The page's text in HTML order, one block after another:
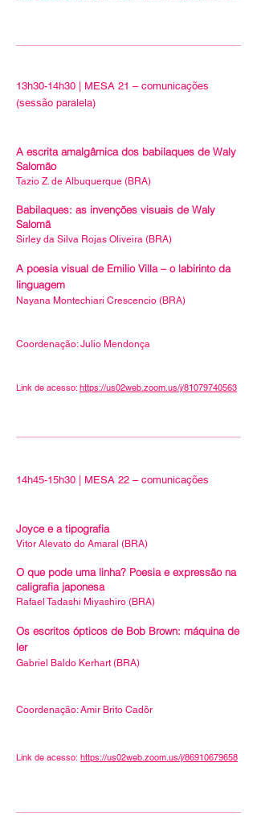
13h30-14h30 | MESA 21 – comunicações
(sessão paralela)
A escrita amalgâmica dos babilaques de Waly
Salomão
Tazio Z. de Albuquerque (BRA)
Babilaques: as invenções visuais de Waly
Salomã
Sirley da Silva Rojas Oliveira (BRA)
A poesia visual de Emilio Villa – o labirinto da
linguagem
Nayana Montechiari Crescencio (BRA)
Coordenação: Julio Mendonça
Link de acesso:https://us02web.zoom.us/j/81079740563
14h45-15h30 | MESA 22 – comunicações
Joyce e a tipografia
Vitor Alevato do Amaral (BRA)
O que pode uma linha? Poesia e expressão na
caligrafia japonesa
Rafael Tadashi Miyashiro (BRA)
Os escritos ópticos de Bob Brown: máquina de
ler
Gabriel Baldo Kerhart (BRA)
Coordenação: Amir Brito Cadôr
Link de acesso: https://us02web.zoom.us/j/86910679658